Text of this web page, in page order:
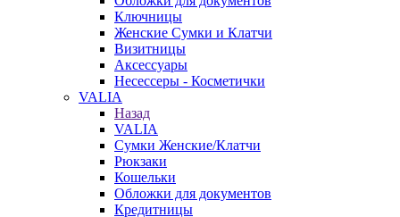
Ключницы
Женские Сумки и Клатчи
Визитницы
Аксессуары
Несессеры - Косметички
VALIA
Назад
VALIA
Сумки Женские/Клатчи
Рюкзаки
Кошельки
Обложки для документов
Кредитницы